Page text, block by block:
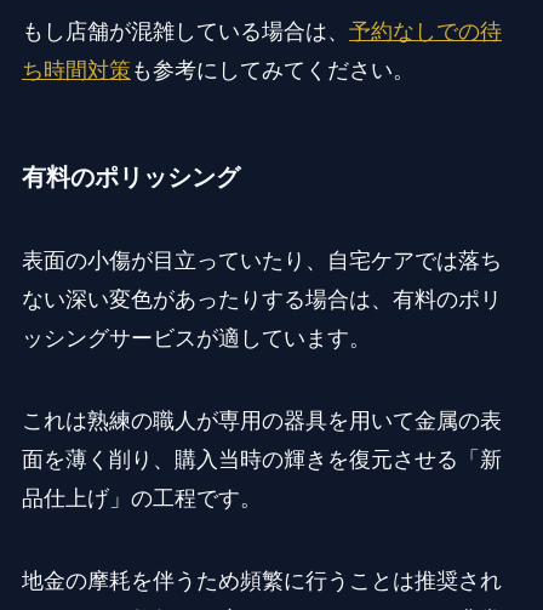
もし店舗が混雑している場合は、 予約なしでの待
ち時間対策も参考にしてみてください。
有料のポリッシング
表面の小傷が目立っていたり、自宅ケアでは落ち
ない深い変色があったりする場合は、有料のポリ
ッシングサービスが適しています。
これは熟練の職人が専用の器具を用いて金属の表
面を薄く削り、購入当時の輝きを復元させる「新
品仕上げ」の工程です。
地金の摩耗を伴うため頻繁に行うことは推奨され